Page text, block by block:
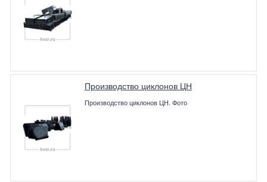
Производство циклонов ЦН
Производство циклонов ЦН. Фото